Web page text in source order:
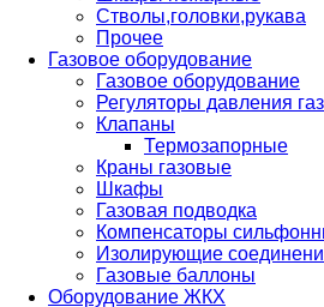
Стволы,головки,рукава
Прочее
Газовое оборудование
Газовое оборудование
Регуляторы давления
Клапаны
Термозапорные
Краны газовые
Шкафы
Газовая подводка
Компенсаторы
Изолирующие
Газовые баллоны
Оборудование ЖКХ